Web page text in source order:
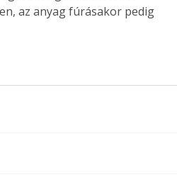
az anyag fúrásakor pedig